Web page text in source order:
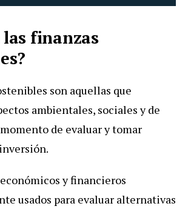
las finanzas
son aquellas que
ambientales, sociales y de
de evaluar y tomar
y financieros
usados para evaluar alternativas